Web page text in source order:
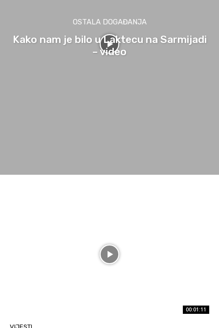
OSTALA DOGAĐANJA
Kako nam je bilo u Laktecu na Sarmijadi
– video
00:01:11